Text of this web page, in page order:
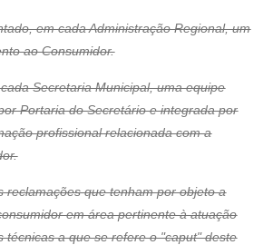
em cada Administração Regional, um
ao Consumidor.
Secretaria Municipal, uma equipe
Portaria do Secretário e integrada por
profissional relacionada com a
reclamações que tenham por objeto a
em área pertinente à atuação
técnicas a que se refere o "caput" deste